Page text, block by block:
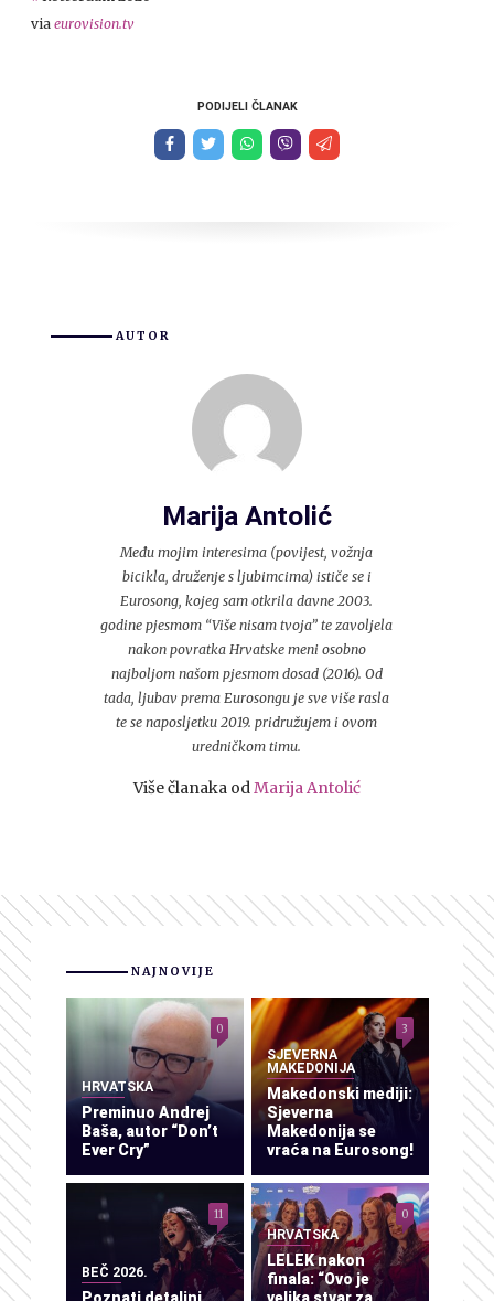
via eurovision.tv
PODIJELI ČLANAK
AUTOR
Marija Antolić
Među mojim interesima (povijest, vožnja
bicikla, druženje s ljubimcima) ističe se i
Eurosong, kojeg sam otkrila davne 2003.
godine pjesmom “Više nisam tvoja” te zavoljela
nakon povratka Hrvatske meni osobno
najboljom našom pjesmom dosad (2016). Od
tada, ljubav prema Eurosongu je sve više rasla
te se naposljetku 2019. pridružujem i ovom
uredničkom timu.
Više članaka od Marija Antolić
NAJNOVIJE
HRVATSKA
Preminuo Andrej
Baša, autor “Don’t
Ever Cry”
0
SJEVERNA
MAKEDONIJA
Makedonski mediji:
Sjeverna
Makedonija se
vraća na Eurosong!
3
BEČ 2026.
11
HRVATSKA
LELEK nakon
finala: “Ovo je
0